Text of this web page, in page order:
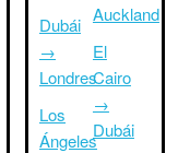
Dubái
→
Londres
Los
Ángeles
Auckland
El
Cairo
→
Dubái